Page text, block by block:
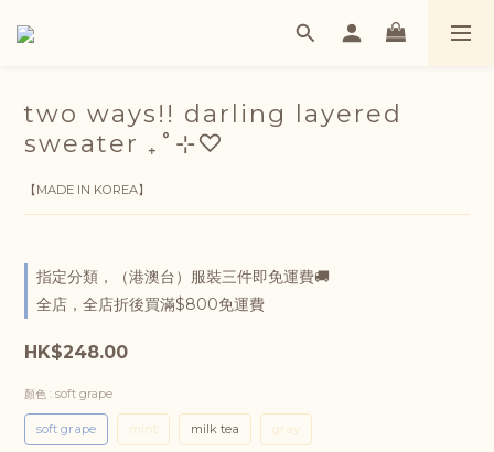
two ways!! darling layered
sweater ₊˚⊹♡
【MADE IN KOREA】
指定分類，（港澳台）服裝三件即免運費🚚
全店，全店折後買滿$800免運費
HK$248.00
顏色 : soft grape
soft grape mint milk tea gray